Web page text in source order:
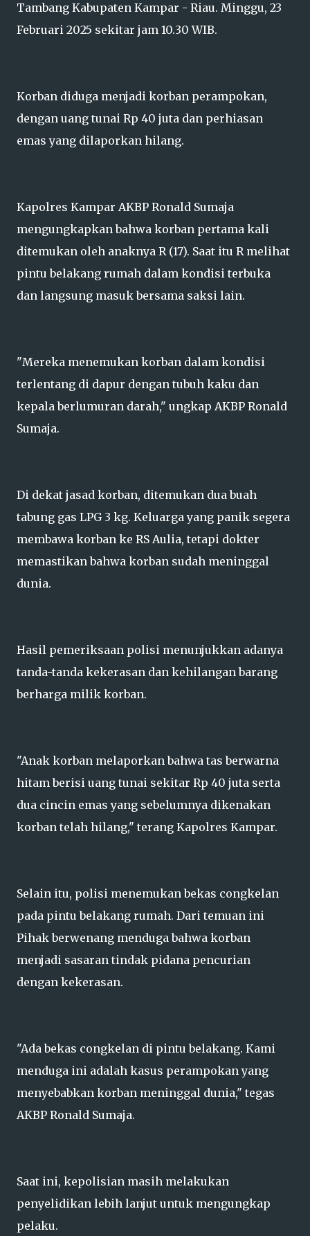
Tambang Kabupaten Kampar - Riau. Minggu, 23
Februari 2025 sekitar jam 10.30 WIB.
Korban diduga menjadi korban perampokan,
dengan uang tunai Rp 40 juta dan perhiasan
emas yang dilaporkan hilang.
Kapolres Kampar AKBP Ronald Sumaja
mengungkapkan bahwa korban pertama kali
ditemukan oleh anaknya R (17). Saat itu R melihat
pintu belakang rumah dalam kondisi terbuka
dan langsung masuk bersama saksi lain.
"Mereka menemukan korban dalam kondisi
terlentang di dapur dengan tubuh kaku dan
kepala berlumuran darah," ungkap AKBP Ronald
Sumaja.
Di dekat jasad korban, ditemukan dua buah
tabung gas LPG 3 kg. Keluarga yang panik segera
membawa korban ke RS Aulia, tetapi dokter
memastikan bahwa korban sudah meninggal
dunia.
Hasil pemeriksaan polisi menunjukkan adanya
tanda-tanda kekerasan dan kehilangan barang
berharga milik korban.
"Anak korban melaporkan bahwa tas berwarna
hitam berisi uang tunai sekitar Rp 40 juta serta
dua cincin emas yang sebelumnya dikenakan
korban telah hilang," terang Kapolres Kampar.
Selain itu, polisi menemukan bekas congkelan
pada pintu belakang rumah. Dari temuan ini
Pihak berwenang menduga bahwa korban
menjadi sasaran tindak pidana pencurian
dengan kekerasan.
"Ada bekas congkelan di pintu belakang. Kami
menduga ini adalah kasus perampokan yang
menyebabkan korban meninggal dunia," tegas
AKBP Ronald Sumaja.
Saat ini, kepolisian masih melakukan
penyelidikan lebih lanjut untuk mengungkap
pelaku.